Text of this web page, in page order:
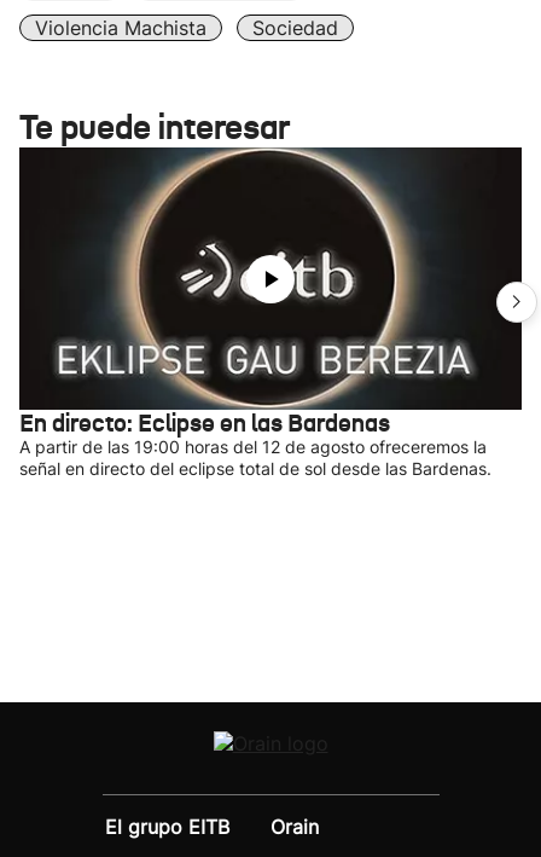
Violencia Machista
Sociedad
Te puede interesar
En directo: Eclipse en las Bardenas
A partir de las 19:00 horas del 12 de agosto ofreceremos la
señal en directo del eclipse total de sol desde las Bardenas.
El grupo EITB
Orain